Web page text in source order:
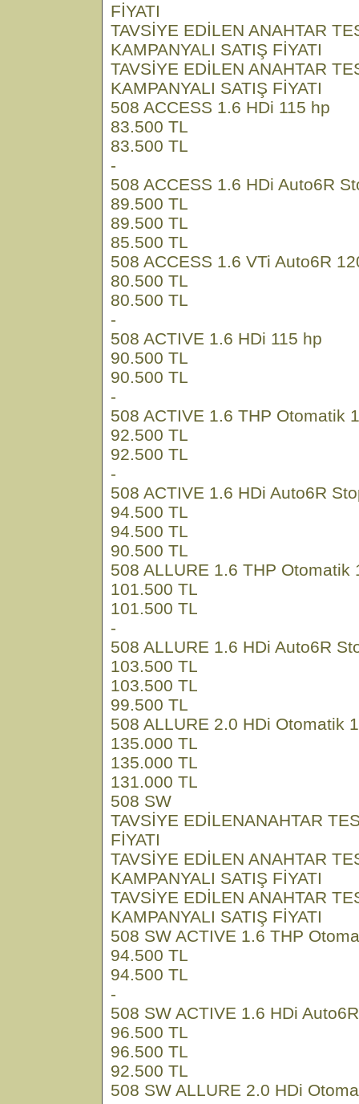
FİYATI
TAVSİYE EDİLEN ANAHTAR
KAMPANYALI SATIŞ FİYATI
TAVSİYE EDİLEN ANAHTAR
KAMPANYALI SATIŞ FİYATI
508 ACCESS 1.6 HDi 115 hp
83.500 TL
83.500 TL
-
508 ACCESS 1.6 HDi Auto6R
89.500 TL
89.500 TL
85.500 TL
508 ACCESS 1.6 VTi Auto6R
80.500 TL
80.500 TL
-
508 ACTIVE 1.6 HDi 115 hp
90.500 TL
90.500 TL
-
508 ACTIVE 1.6 THP Otomatik
92.500 TL
92.500 TL
-
508 ACTIVE 1.6 HDi Auto6R
94.500 TL
94.500 TL
90.500 TL
508 ALLURE 1.6 THP Otomatik
101.500 TL
101.500 TL
-
508 ALLURE 1.6 HDi Auto6R
103.500 TL
103.500 TL
99.500 TL
508 ALLURE 2.0 HDi Otomatik
135.000 TL
135.000 TL
131.000 TL
508 SW
TAVSİYE EDİLENANAHTAR
FİYATI
TAVSİYE EDİLEN ANAHTAR
KAMPANYALI SATIŞ FİYATI
TAVSİYE EDİLEN ANAHTAR
KAMPANYALI SATIŞ FİYATI
508 SW ACTIVE 1.6 THP
94.500 TL
94.500 TL
-
508 SW ACTIVE 1.6 HDi
96.500 TL
96.500 TL
92.500 TL
508 SW ALLURE 2.0 HDi